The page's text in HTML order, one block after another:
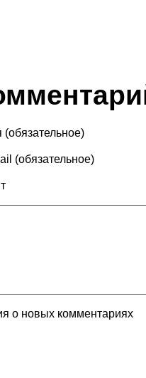
(обязательное)
(обязательное)
о новых комментариях